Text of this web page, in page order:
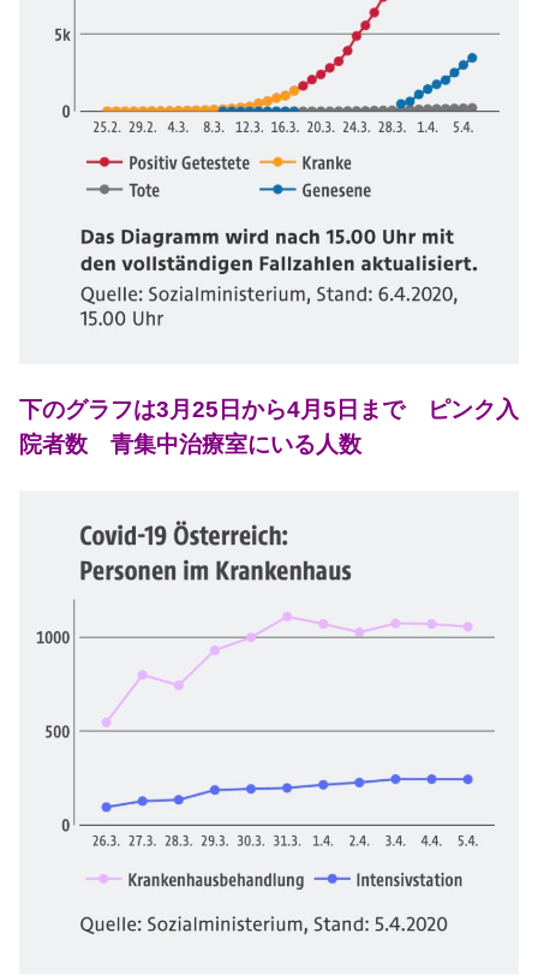
下のグラフは3月25日から4月5日まで ピンク入
院者数 青集中治療室にいる人数